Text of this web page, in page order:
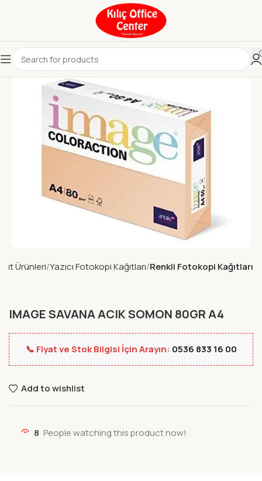
Ürünleri Yazıcı Fotokopi Kağıtları Renkli Fotokopi Kağıtları
IMAGE SAVANA ACIK SOMON 80GR A4
📞 Fiyat ve Stok Bilgisi İçin Arayın: 0536 833 16 00
Add to wishlist
8 People watching this product now!